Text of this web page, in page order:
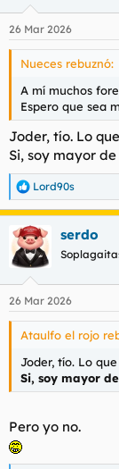
e
s
26 Mar 2026
Nueces rebuznó:
A mí muchos
Espero que sea
Joder, tío. Lo
Si, soy mayor
R
e
a
c
c
i
e
s
Lord90s
serdo
26 Mar 2026
Ataulfo el rojo
Joder, tío. Lo
Si, soy mayor
Pero yo no.